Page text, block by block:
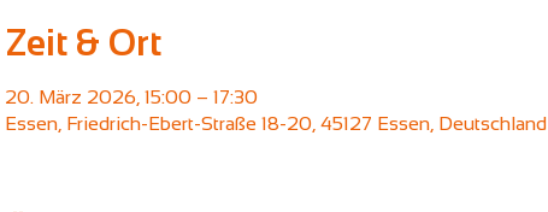
Zeit & Ort
20. März 2026, 15:00 – 17:30
Essen, Friedrich-Ebert-Straße 18-20, 45127 Essen, Deutschland